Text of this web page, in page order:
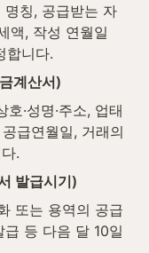
칭, 공급받는 자
액, 작성 연월일
합니다.
계산서)
·성명·주소, 업태
급연월일, 거래의
.
발급시기)
또는 용역의 공급
등 다음 달 10일